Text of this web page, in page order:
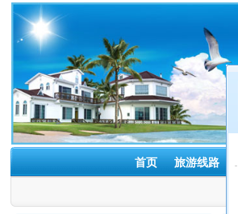
首页 旅游线路